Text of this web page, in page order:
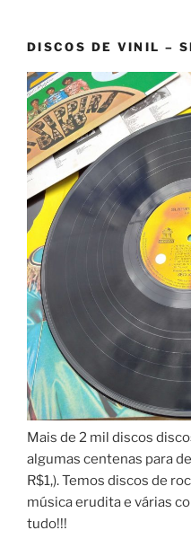
DISCOS DE VINIL –
Mais de 2 mil discos
algumas centenas para
R$1,). Temos discos de
música erudita e várias
tudo!!!